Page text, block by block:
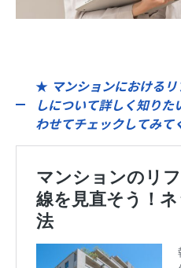
★ マンションにおける
しについて詳しく知り
わせてチェックしてみて